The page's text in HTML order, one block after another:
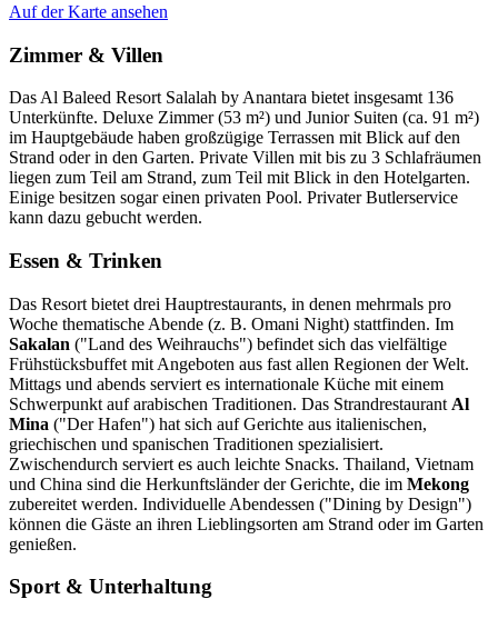
Auf der Karte ansehen
Zimmer & Villen
Das Al Baleed Resort Salalah by Anantara bietet insgesamt 136
Unterkünfte. Deluxe Zimmer (53 m²) und Junior Suiten (ca. 91 m²)
im Hauptgebäude haben großzügige Terrassen mit Blick auf den
Strand oder in den Garten. Private Villen mit bis zu 3 Schlafräumen
liegen zum Teil am Strand, zum Teil mit Blick in den Hotelgarten.
Einige besitzen sogar einen privaten Pool. Privater Butlerservice
kann dazu gebucht werden.
Essen & Trinken
Das Resort bietet drei Hauptrestaurants, in denen mehrmals pro
Woche thematische Abende (z. B. Omani Night) stattfinden. Im
Sakalan ("Land des Weihrauchs") befindet sich das vielfältige
Frühstücksbuffet mit Angeboten aus fast allen Regionen der Welt.
Mittags und abends serviert es internationale Küche mit einem
Schwerpunkt auf arabischen Traditionen. Das Strandrestaurant Al
Mina ("Der Hafen") hat sich auf Gerichte aus italienischen,
griechischen und spanischen Traditionen spezialisiert.
Zwischendurch serviert es auch leichte Snacks. Thailand, Vietnam
und China sind die Herkunftsländer der Gerichte, die im Mekong
zubereitet werden. Individuelle Abendessen ("Dining by Design")
können die Gäste an ihren Lieblingsorten am Strand oder im Garten
genießen.
Sport & Unterhaltung